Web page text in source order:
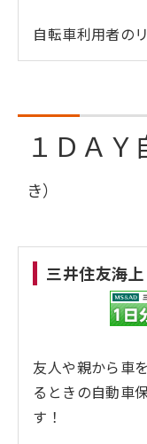
自転車利用者の
１ＤＡＹ
き）
三井住友海上
友人や親から車
るときの自動車
す！